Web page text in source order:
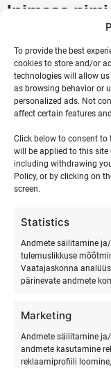
To provide the best
cookies to store and/or
technologies will allow
as browsing behavior or
personalized ads. Not
affect certain features
Click below to consent to
will be applied to this site
including withdrawing
Policy, or by clicking on
screen.
Statistics
Andmete säilitamine
tulemuslikkuse
Vaatajaskonna
pärinevate andmete
Marketing
Andmete säilitamine
andmete kasutamine
reklaamiprofiili
Inimese
Carnegie on
neid. See on üks
sulle. Ütlen ausalt,
Võimalusel kirjutan
tegevusega.
Mäleta, mida
kirjutab — küsi,
See ei ole
Tänapäeval, kus
päriselt kellelegi
Meie laagrites on
olnud sellele